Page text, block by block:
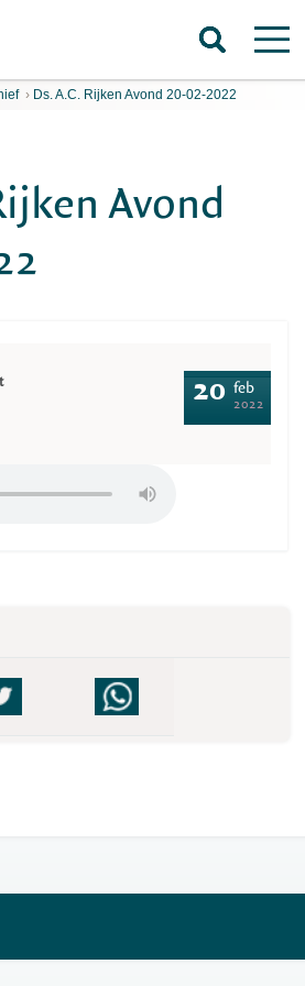
› Ds. A.C. Rijken Avond 20-02-2022
Avond
20 feb
2022